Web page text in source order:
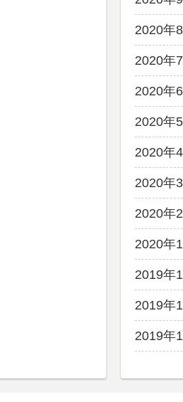
2020年
2020年
2020年
2020年
2020年
2020年
2020年
2020年
2019年
2019年
2019年